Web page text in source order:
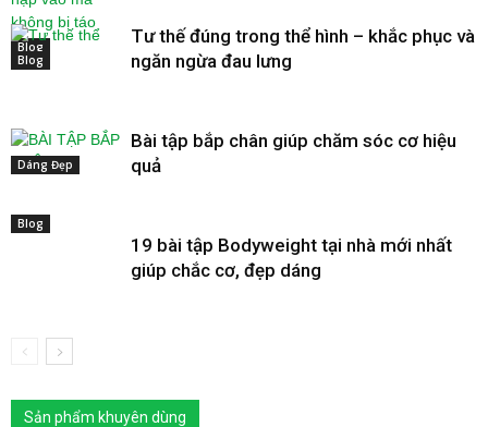
Blog
Blog
Tư thế đúng trong thể hình – khắc phục và
ngăn ngừa đau lưng
Dáng Đẹp
Bài tập bắp chân giúp chăm sóc cơ hiệu
quả
Blog
19 bài tập Bodyweight tại nhà mới nhất
giúp chắc cơ, đẹp dáng
Sản phẩm khuyên dùng